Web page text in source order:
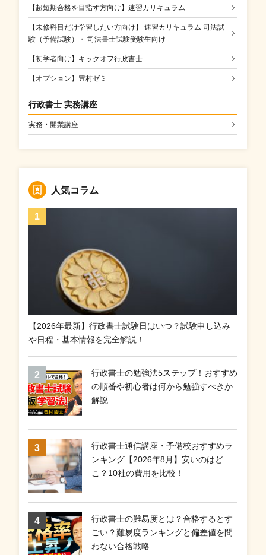
【超短期合格を目指す方向け】速習カリキュラム
【未修科目だけ学習したい方向け】 速習カリキュラム 司法試
験（予備試験）・ 司法書士試験受験生向け
【初学者向け】キックオフ行政書士
【オプション】豊村ゼミ
行政書士 実務講座
実務・開業講座
人気コラム
【2026年最新】行政書士試験日はいつ？試験申し込み
や日程・基本情報を完全解説！
行政書士の勉強法5ステップ！おすすめ
の順番や初心者は何から勉強すべきか
解説
行政書士通信講座・予備校おすすめラ
ンキング【2026年8月】安いのはど
こ？10社の費用を比較！
行政書士の難易度とは？合格するとす
ごい？難易度ランキングと偏差値を問
わない合格戦略